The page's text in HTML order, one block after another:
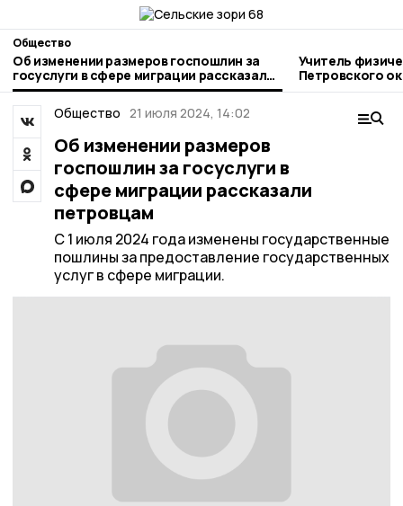
Общество
Об изменении размеров госпошлин за
госуслуги в сфере миграции рассказали
петровцам
Учитель
Петровского
занимается
Общество 21 июля 2024, 14:02
Об изменении размеров
госпошлин за госуслуги в
сфере миграции рассказали
петровцам
С 1 июля 2024 года изменены государственные
пошлины за предоставление государственных
услуг в сфере миграции.